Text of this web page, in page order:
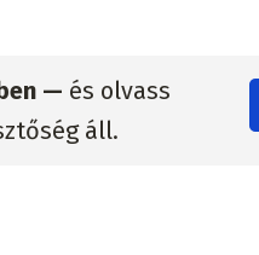
— és olvass
áll.